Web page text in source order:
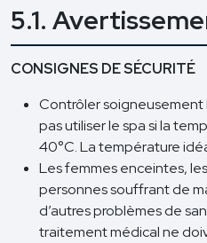
5.1.
CONSIGNES DE SÉCURITÉ
Contrôler soigneusement
pas utiliser le spa si la
40°C. La température
Les femmes enceintes,
personnes souffrant de
d’autres problèmes de
traitement médical ne